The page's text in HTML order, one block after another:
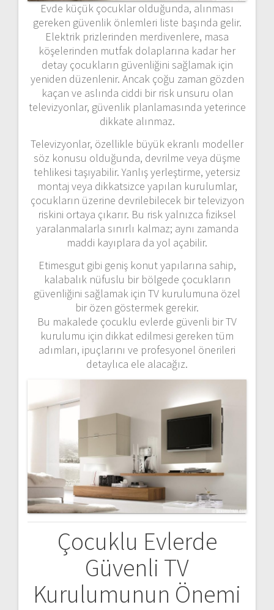
Evde küçük çocuklar olduğunda, alınması
gereken güvenlik önlemleri liste başında gelir.
Elektrik prizlerinden merdivenlere, masa
köşelerinden mutfak dolaplarına kadar her
detay çocukların güvenliğini sağlamak için
yeniden düzenlenir. Ancak çoğu zaman gözden
kaçan ve aslında ciddi bir risk unsuru olan
televizyonlar, güvenlik planlamasında yeterince
dikkate alınmaz.
Televizyonlar, özellikle büyük ekranlı modeller
söz konusu olduğunda, devrilme veya düşme
tehlikesi taşıyabilir. Yanlış yerleştirme, yetersiz
montaj veya dikkatsizce yapılan kurulumlar,
çocukların üzerine devrilebilecek bir televizyon
riskini ortaya çıkarır. Bu risk yalnızca fiziksel
yaralanmalarla sınırlı kalmaz; aynı zamanda
maddi kayıplara da yol açabilir.
Etimesgut gibi geniş konut yapılarına sahip,
kalabalık nüfuslu bir bölgede çocukların
güvenliğini sağlamak için TV kurulumuna özel
bir özen göstermek gerekir.
Bu makalede çocuklu evlerde güvenli bir TV
kurulumu için dikkat edilmesi gereken tüm
adımları, ipuçlarını ve profesyonel önerileri
detaylıca ele alacağız.
Çocuklu Evlerde
Güvenli TV
Kurulumunun Önemi